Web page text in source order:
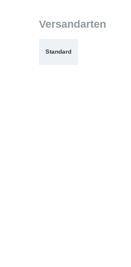
Versandarten
Standard